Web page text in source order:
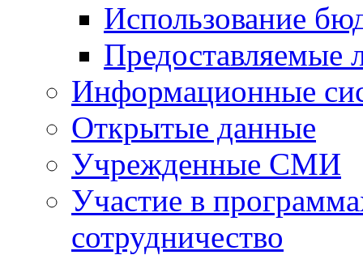
Использование
Предоставляемые
Информационные
Открытые данные
Учрежденные СМИ
Участие в
сотрудничество